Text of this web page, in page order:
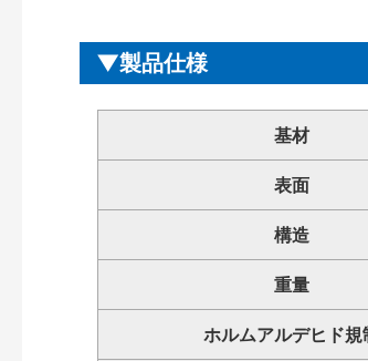
製品仕様
基材
表面
構造
重量
ホルムアルデヒド規